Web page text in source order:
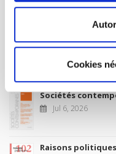
Cookies
2026
Revue française
Jul 7, 2026
Sociétés
Jul 6, 2026
Raisons politiques